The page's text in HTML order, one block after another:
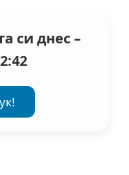
си днес –